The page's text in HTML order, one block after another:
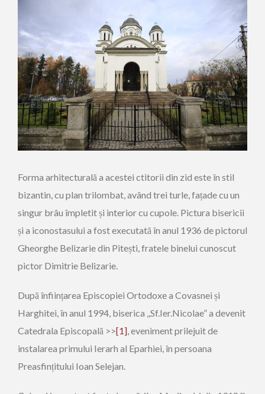
Forma arhitecturală a acestei ctitorii din zid este în stil
bizantin, cu plan trilombat, având trei turle, fațade cu un
singur brâu împletit și interior cu cupole. Pictura bisericii
și a iconostasului a fost executată în anul 1936 de pictorul
Gheorghe Belizarie din Pitești, fratele binelui cunoscut
pictor Dimitrie Belizarie.
După înființarea Episcopiei Ortodoxe a Covasnei și
Harghitei, în anul 1994, biserica ,,Sf.Ier.Nicolae” a devenit
Catedrala Episcopală >>[1], eveniment prilejuit de
instalarea primului Ierarh al Eparhiei, în persoana
Preasfințitului Ioan Selejan.